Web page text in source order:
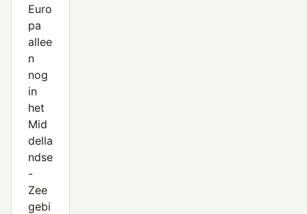
Euro
pa
allee
n
nog
in
het
Mid
della
ndse
-
Zee
gebi